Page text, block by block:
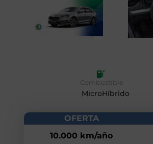
Combustible
MicroHíbrido
OFERTA
10.000 km/año